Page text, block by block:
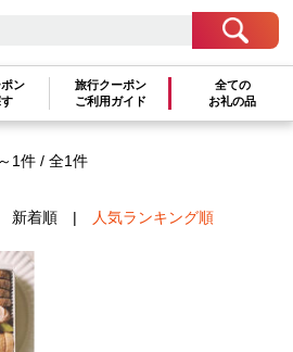
ン
旅行クーポン
ご利用ガイド
全ての
お礼の品
1件 / 全1件
新着順| 人気ランキング順